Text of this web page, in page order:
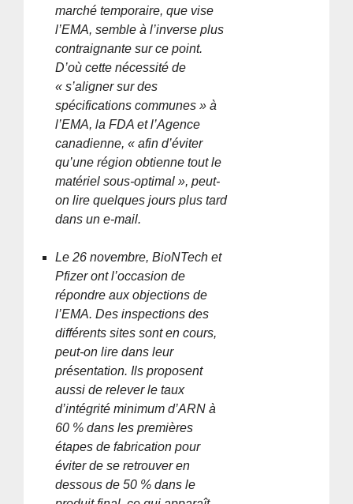
marché temporaire, que vise
l’EMA, semble à l’inverse plus
contraignante sur ce point.
D’où cette nécessité de
« s’aligner sur des
spécifications communes » à
l’EMA, la FDA et l’Agence
canadienne, « afin d’éviter
qu’une région obtienne tout le
matériel sous-optimal », peut-
on lire quelques jours plus tard
dans un e-mail.
Le 26 novembre, BioNTech et
Pfizer ont l’occasion de
répondre aux objections de
l’EMA. Des inspections des
différents sites sont en cours,
peut-on lire dans leur
présentation. Ils proposent
aussi de relever le taux
d’intégrité minimum d’ARN à
60 % dans les premières
étapes de fabrication pour
éviter de se retrouver en
dessous de 50 % dans le